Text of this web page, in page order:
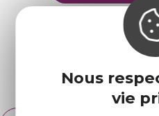
Nous
vie
Retrouvez-
Espace pro